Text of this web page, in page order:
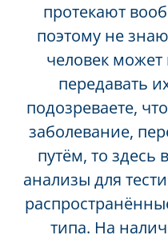
протекают
поэтому не
человек
передавать
подозреваете,
заболевание,
путём, то здесь
анализы для
типа. На